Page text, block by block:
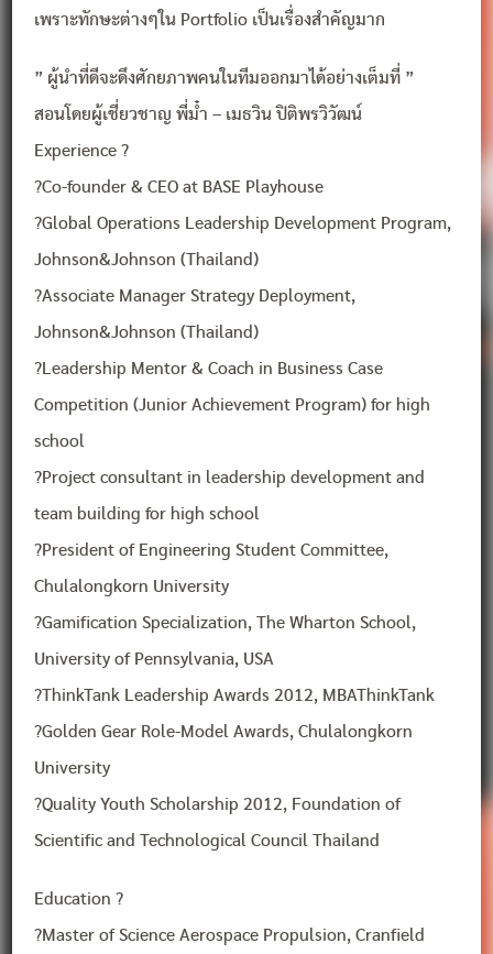
เพราะทักษะต่างๆใน Portfolio เป็นเรื่องสำคัญมาก
” ผู้นำที่ดีจะดึงศักยภาพคนในทีมออกมาได้อย่างเต็มที่ ”
สอนโดยผู้เชี่ยวชาญ พี่ม๋ำ – เมธวิน ปิติพรวิวัฒน์
Experience ?
?Co-founder & CEO at BASE Playhouse
?Global Operations Leadership Development Program,
Johnson&Johnson (Thailand)
?Associate Manager Strategy Deployment,
Johnson&Johnson (Thailand)
?Leadership Mentor & Coach in Business Case
Competition (Junior Achievement Program) for high
school
?Project consultant in leadership development and
team building for high school
?President of Engineering Student Committee,
Chulalongkorn University
?Gamification Specialization, The Wharton School,
University of Pennsylvania, USA
?ThinkTank Leadership Awards 2012, MBAThinkTank
?Golden Gear Role-Model Awards, Chulalongkorn
University
?Quality Youth Scholarship 2012, Foundation of
Scientific and Technological Council Thailand
Education ?
?Master of Science Aerospace Propulsion, Cranfield